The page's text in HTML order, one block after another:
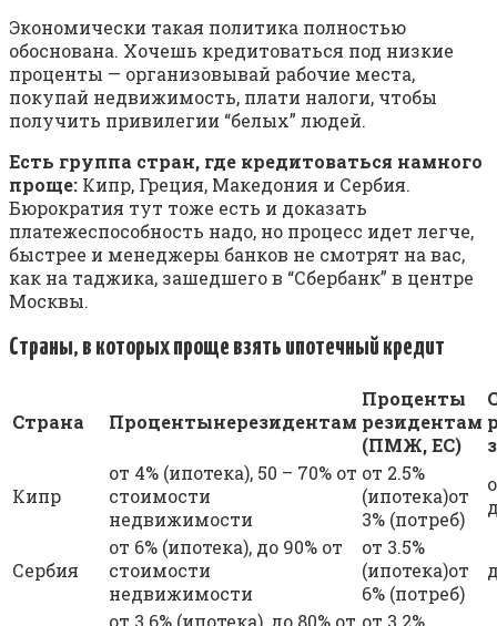
Экономически такая политика полностью
обоснована. Хочешь кредитоваться под низкие
проценты — организовывай рабочие места,
покупай недвижимость, плати налоги, чтобы
получить привилегии “белых” людей.
Есть группа стран, где кредитоваться намного
проще: Кипр, Греция, Македония и Сербия.
Бюрократия тут тоже есть и доказать
платежеспособность надо, но процесс идет легче,
быстрее и менеджеры банков не смотрят на вас,
как на таджика, зашедшего в “Сбербанк” в центре
Москвы.
Страны, в которых проще взять ипотечный кредит
Страна Процентынерезидентам
Проценты
резидентам
(ПМЖ, ЕС)
Кипр
от 4% (ипотека), 50 – 70% от
стоимости
недвижимости
от 2.5%
(ипотека)от
3% (потреб)
Сербия
от 6% (ипотека), до 90% от
стоимости
недвижимости
от 3.5%
(ипотека)от
6% (потреб)
от 3.6% (ипотека), до 80% от от 3.2%